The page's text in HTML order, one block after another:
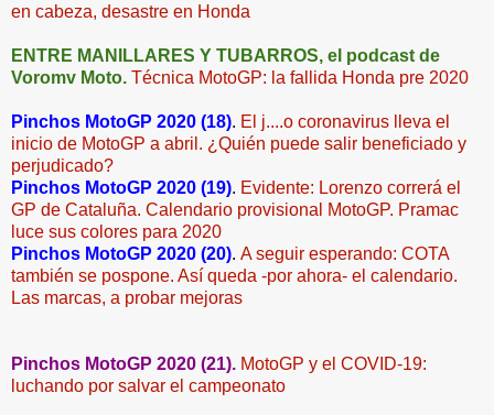
en cabeza, desastre en Honda
ENTRE MANILLARES Y TUBARROS, el podcast de
Voromv Moto. Técnica MotoGP: la fallida Honda pre 2020
Pinchos MotoGP 2020 (18). El j....o coronavirus lleva el
inicio de MotoGP a abril. ¿Quién puede salir beneficiado y
perjudicado?
Pinchos MotoGP 2020 (19). Evidente: Lorenzo correrá el
GP de Cataluña. Calendario provisional MotoGP. Pramac
luce sus colores para 2020
Pinchos MotoGP 2020 (20). A seguir esperando: COTA
también se pospone. Así queda -por ahora- el calendario.
Las marcas, a probar mejoras
Pinchos MotoGP 2020 (21). MotoGP y el COVID-19:
luchando por salvar el campeonato